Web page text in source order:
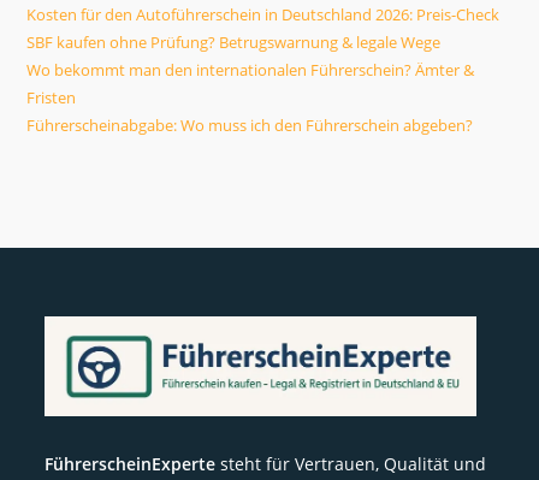
Kosten für den Autoführerschein in Deutschland 2026: Preis-Check
SBF kaufen ohne Prüfung? Betrugswarnung & legale Wege
Wo bekommt man den internationalen Führerschein? Ämter &
Fristen
Führerscheinabgabe: Wo muss ich den Führerschein abgeben?
FührerscheinExperte steht für Vertrauen, Qualität und